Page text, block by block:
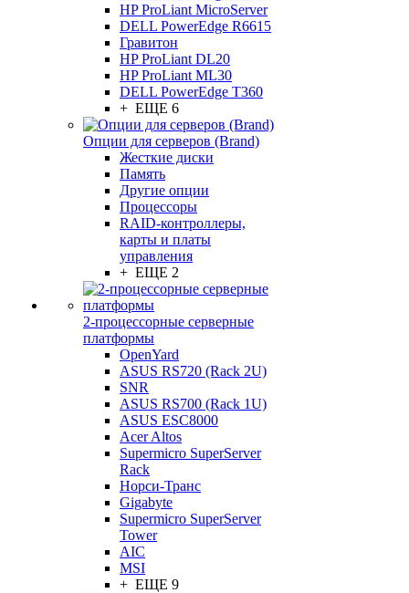
HP ProLiant MicroServer
DELL PowerEdge R6615
Гравитон
HP ProLiant DL20
HP ProLiant ML30
DELL PowerEdge T360
+ ЕЩЕ 6
Опции для серверов (Brand)
Жесткие диски
Память
Другие опции
Процессоры
RAID-контроллеры,
карты и платы
управления
+ ЕЩЕ 2
2-процессорные серверные
платформы
OpenYard
ASUS RS720 (Rack 2U)
SNR
ASUS RS700 (Rack 1U)
ASUS ESC8000
Acer Altos
Supermicro SuperServer
Rack
Норси-Транс
Gigabyte
Supermicro SuperServer
Tower
AIC
MSI
+ ЕЩЕ 9